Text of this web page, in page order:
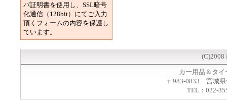
バ証明書を使用し、SSL暗号
化通信（128bit）にてご入力
頂くフォームの内容を保護し
ています。
(C)2008
カー用品＆タ
〒983-0833 宮城県
TEL：022-